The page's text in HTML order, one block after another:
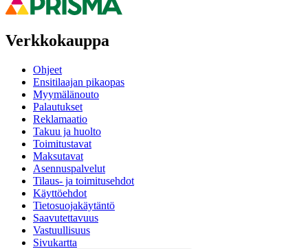
Verkkokauppa
Ohjeet
Ensitilaajan pikaopas
Myymälänouto
Palautukset
Reklamaatio
Takuu ja huolto
Toimitustavat
Maksutavat
Asennuspalvelut
Tilaus- ja toimitusehdot
Käyttöehdot
Tietosuojakäytäntö
Saavutettavuus
Vastuullisuus
Sivukartta